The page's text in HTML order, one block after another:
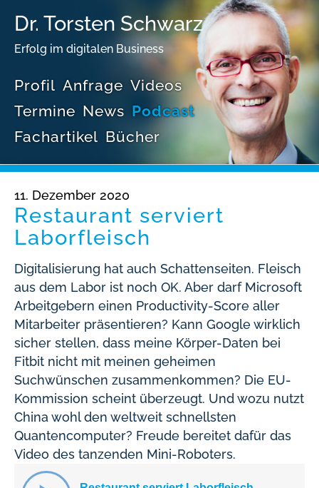
Dr. Torsten Schwarz
Erfolg im digitalen Business
Profil Anfrage Videos
Termine News Podcast
Fachartikel Bücher
11. Dezember 2020
Restaurant serviert
Laborfleisch
Digitalisierung hat auch Schattenseiten. Fleisch
aus dem Labor ist noch OK. Aber darf Microsoft
Arbeitgebern einen Productivity-Score aller
Mitarbeiter präsentieren? Kann Google wirklich
sicher stellen, dass meine Körper-Daten bei
Fitbit nicht mit meinen geheimen
Suchwünschen zusammenkommen? Die EU-
Kommission scheint überzeugt. Und wozu nutzt
China wohl den weltweit schnellsten
Quantencomputer? Freude bereitet dafür das
Video des tanzenden Mini-Roboters.